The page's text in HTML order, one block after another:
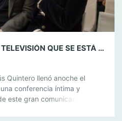
QUINTERO: «LA MALA TELEVISIÓN QUE SE ESTÁ HACIENDO EN LOS ÚLTIMOS AÑOS HA CAMBIADO ESPAÑA, LA HA HECHO MÁS VULGAR»
Quintero llenó anoche el
conferencia íntima y
este gran comunicador